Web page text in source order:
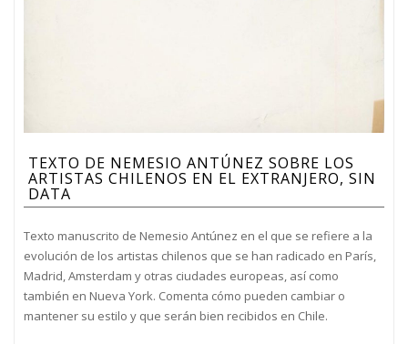
TEXTO DE NEMESIO ANTÚNEZ SOBRE LOS
ARTISTAS CHILENOS EN EL EXTRANJERO, SIN
DATA
Texto manuscrito de Nemesio Antúnez en el que se refiere a la
evolución de los artistas chilenos que se han radicado en París,
Madrid, Amsterdam y otras ciudades europeas, así como
también en Nueva York. Comenta cómo pueden cambiar o
mantener su estilo y que serán bien recibidos en Chile.